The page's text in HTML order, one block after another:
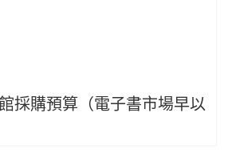
採購預算（電子書市場早以